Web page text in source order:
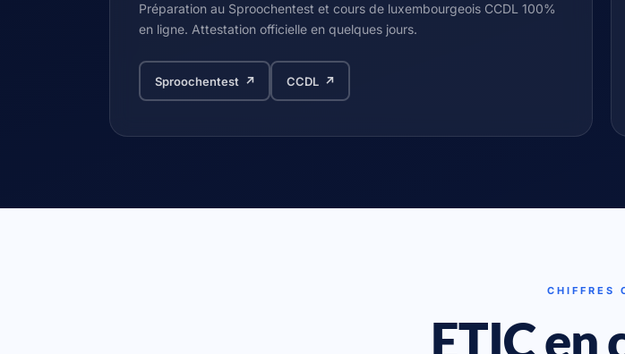
Préparation au Sproochentest et cours de luxembourgeois CCDL 100%
en ligne. Attestation officielle en quelques jours.
Sproochentest ↗ CCDL ↗
CHIFFRES
ETIC en